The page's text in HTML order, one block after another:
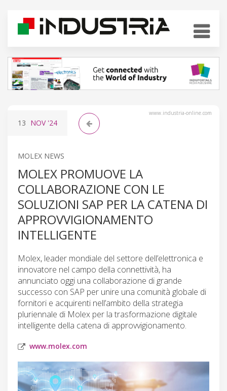
www.industria-online.com
13 NOV'24
MOLEX NEWS
MOLEX PROMUOVE LA
COLLABORAZIONE CON LE
SOLUZIONI SAP PER LA CATENA DI
APPROVVIGIONAMENTO
INTELLIGENTE
Molex, leader mondiale del settore dell’elettronica e
innovatore nel campo della connettività, ha
annunciato oggi una collaborazione di grande
successo con SAP per unire una comunità globale di
fornitori e acquirenti nell’ambito della strategia
pluriennale di Molex per la trasformazione digitale
intelligente della catena di approvvigionamento.
www.molex.com